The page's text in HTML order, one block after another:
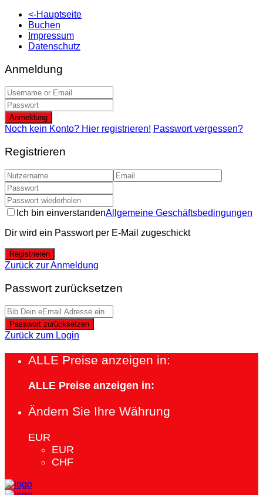
<-Hauptseite
Buchen
Impressum
Datenschutz
Anmeldung
Anmeldung
Noch kein Konto? Hier registrieren! Passwort vergessen?
Registrieren
Ich bin einverstandenAllgemeine Geschäftsbedingungen
Dir wird ein Passwort per E-Mail zugeschickt
Registrieren
Zurück zur Anmeldung
Passwort zurücksetzen
Passwort zurücksetzen
Zurück zum Login
ALLE Preise anzeigen in:
ALLE Preise anzeigen in:
Ändern Sie Ihre Währung
EUR
EUR
CHF